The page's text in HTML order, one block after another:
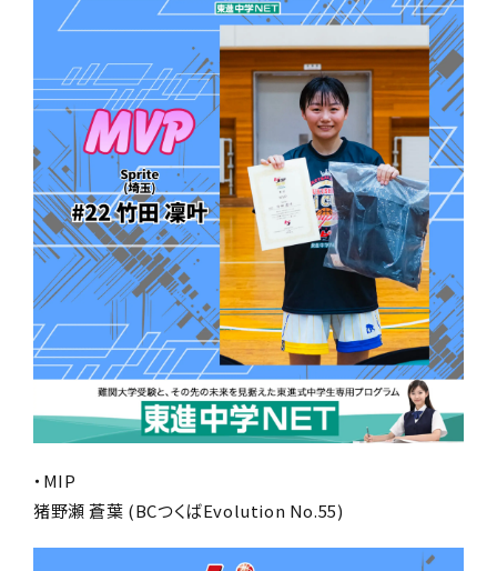
・MIP
猪野瀬 蒼葉 (BCつくばEvolution No.55)